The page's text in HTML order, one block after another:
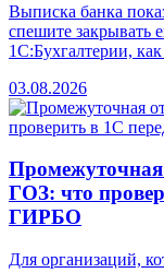
Выписка банка
спешите закрывать
1С:Бухгалтерии,
03.08.2026
Промежуточная
ГОЗ: что
ГИРБО
Для организаций,